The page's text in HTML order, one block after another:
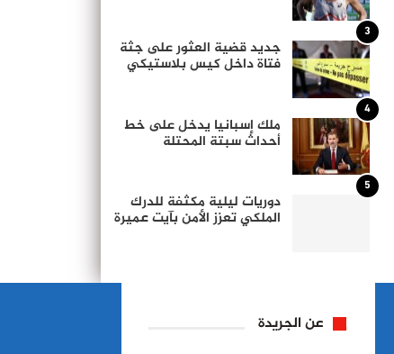
3
جديد قضية العثور على جثة
فتاة داخل كيس بلاستيكي
4
ملك إسبانيا يدخل على خط
أحداث سبتة المحتلة
5
دوريات ليلية مكثفة للدرك
الملكي تعزز الأمن بآيت عميرة
عن الجريدة